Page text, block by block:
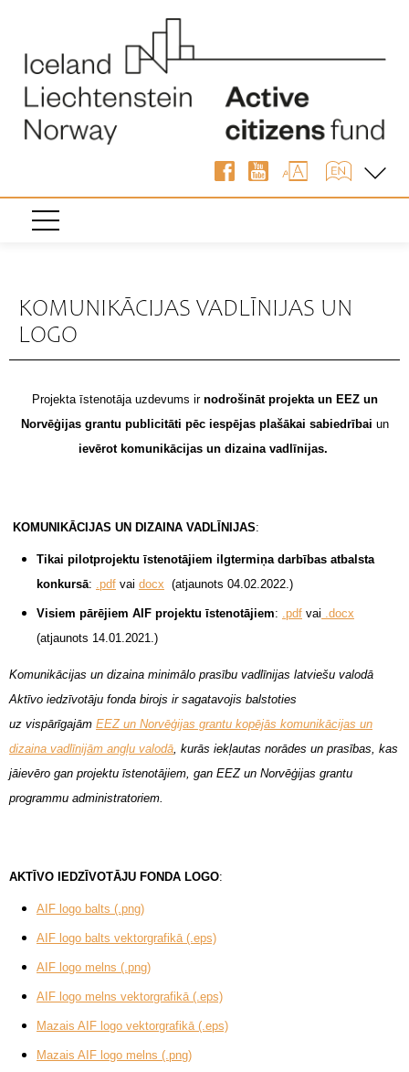
KOMUNIKĀCIJAS VADLĪNIJAS UN
LOGO
Projekta īstenotāja uzdevums ir nodrošināt projekta un EEZ un
Norvēģijas grantu publicitāti pēc iespējas plašākai sabiedrībai un
ievērot komunikācijas un dizaina vadlīnijas.
KOMUNIKĀCIJAS UN DIZAINA VADLĪNIJAS:
Tikai pilotprojektu īstenotājiem ilgtermiņa darbības atbalsta
konkursā: .pdf vai docx (atjaunots 04.02.2022.)
Visiem pārējiem AIF projektu īstenotājiem: .pdf vai .docx
(atjaunots 14.01.2021.)
Komunikācijas un dizaina minimālo prasību vadlīnijas latviešu valodā
Aktīvo iedzīvotāju fonda birojs ir sagatavojis balstoties
uz vispārīgajām EEZ un Norvēģijas grantu kopējās komunikācijas un
dizaina vadlīnijām angļu valodā , kurās iekļautas norādes un prasības, kas
jāievēro gan projektu īstenotājiem, gan EEZ un Norvēģijas grantu
programmu administratoriem.
AKTĪVO IEDZĪVOTĀJU FONDA LOGO:
AIF logo balts (.png)
AIF logo balts vektorgrafikā (.eps)
AIF logo melns (.png)
AIF logo melns vektorgrafikā (.eps)
Mazais AIF logo vektorgrafikā (.eps)
Mazais AIF logo melns (.png)